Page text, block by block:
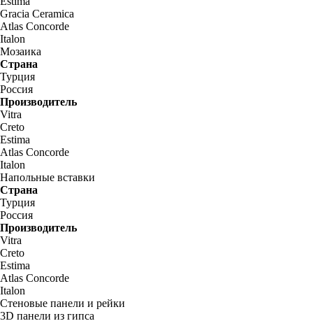
Gracia Ceramica
Atlas Concorde
Italon
Мозаика
Страна
Турция
Россия
Производитель
Vitra
Creto
Estima
Atlas Concorde
Italon
Напольные вставки
Страна
Турция
Россия
Производитель
Vitra
Creto
Estima
Atlas Concorde
Italon
Стеновые панели и рейки
3D панели из гипса